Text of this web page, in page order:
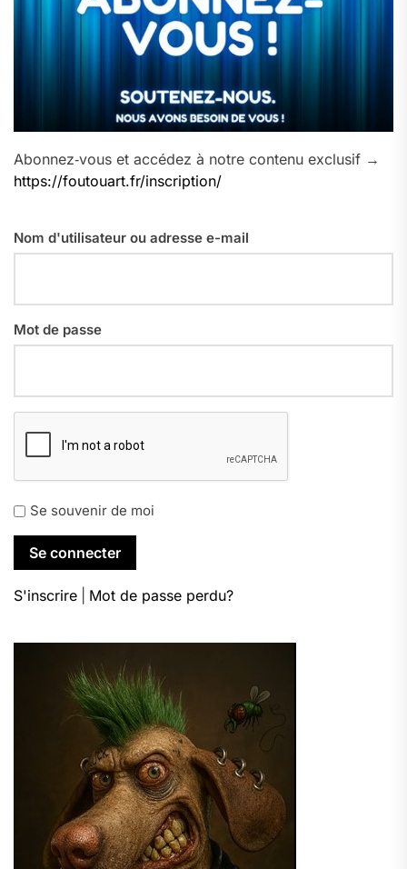
Abonnez‑vous et accédez à notre contenu exclusif →
https://foutouart.fr/inscription/
Nom d'utilisateur ou adresse e-mail
Mot de passe
Se souvenir de moi
S'inscrire Mot de passe perdu?